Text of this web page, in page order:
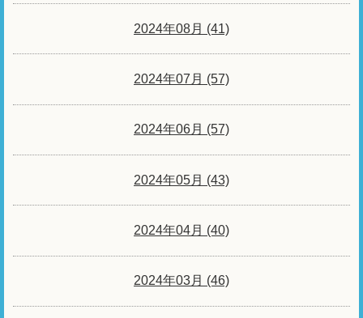
2024年08月 (41)
2024年07月 (57)
2024年06月 (57)
2024年05月 (43)
2024年04月 (40)
2024年03月 (46)